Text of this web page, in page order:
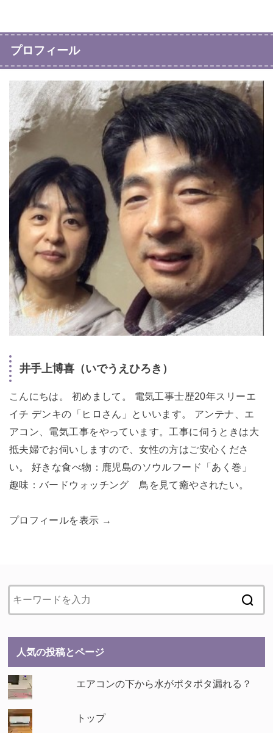
プロフィール
井手上博喜（いでうえひろき）
こんにちは。 初めまして。 電気工事士歴20年スリーエ
イチ デンキの「ヒロさん」といいます。 アンテナ、エ
アコン、電気工事をやっています。工事に伺うときは大
抵夫婦でお伺いしますので、女性の方はご安心くださ
い。 好きな食べ物：鹿児島のソウルフード「あく巻」
趣味：バードウォッチング 鳥を見て癒やされたい。
プロフィールを表示 →
人気の投稿とページ
エアコンの下から水がポタポタ漏れる？
トップ